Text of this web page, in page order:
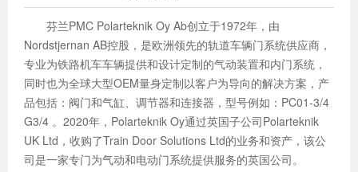
芬兰PMC Polarteknik Oy Ab创立于1972年，由
Nordstjernan AB控股，是欧洲领先的轨道车辆门系统供应商，
专业为铁路机车车辆提供和设计定制的气动装置和内门系统，
同时也为全球大型OEM量身定制以客户为导向的解决方案，产
品包括：阀门和气缸、调节器和连接器，型号例如：PC01-3/4
G3/4 。2020年，Polarteknik Oy通过英国子公司Polarteknik
UK Ltd，收购了Train Door Solutions Ltd的业务和资产，该公
司是一家专门为气动和电动门系统提供服务的英国公司。